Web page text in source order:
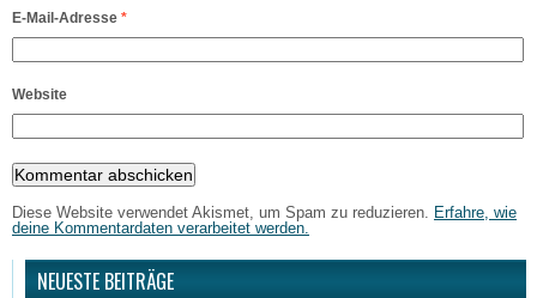
E-Mail-Adresse *
Website
Diese Website verwendet Akismet, um Spam zu reduzieren. Erfahre, wie
deine Kommentardaten verarbeitet werden.
NEUESTE BEITRÄGE